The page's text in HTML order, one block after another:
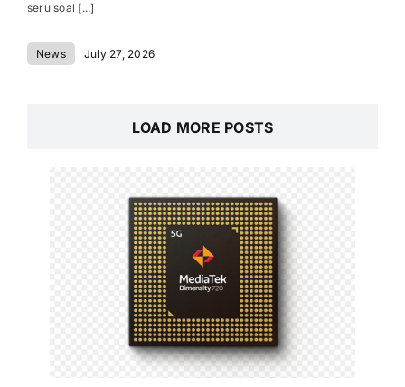
seru soal [...]
News July 27, 2026
LOAD MORE POSTS